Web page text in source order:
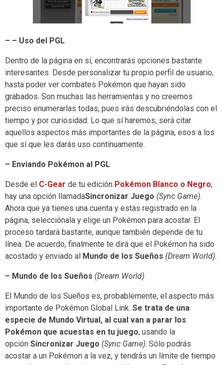
– – Uso del PGL
Dentro de la página en sí, encontrarás opciones bastante
interesantes. Desde personalizar tu propio perfil de usuario,
hasta poder ver combates Pokémon que hayan sido
grabados. Son muchas las herramientas y no creemos
preciso enumerarlas todas, pues irás descubriéndolas con el
tiempo y por curiosidad. Lo que sí haremos, será citar
aquellos aspectos más importantes de la página, esos a los
que sí que les darás uso contínuamente.
– Enviando Pokémon al PGL
Desde el C-Gear de tu edición Pokémon Blanco o Negro,
hay una opción llamadaSincronizar Juego (Sync Game).
Ahora que ya tienes una cuenta y estás registrado en la
página, selecciónala y elige un Pokémon para acostar. El
proceso tardará bastante, aunque también depende de tu
línea. De acuerdo, finalmente te dirá que el Pokémon ha sido
acostado y enviado al Mundo de los Sueños (Dream World).
– Mundo de los Sueños (Dream World)
El Mundo de los Sueños es, probablemente, el aspecto más
importante de Pokémon Global Link. Se trata de una
especie de Mundo Virtual, al cual van a parar los
Pokémon que acuestas en tu juego, usando la
opción Sincronizar Juego (Sync Game). Sólo podrás
acostar a un Pokémon a la vez, y tendrás un límite de tiempo